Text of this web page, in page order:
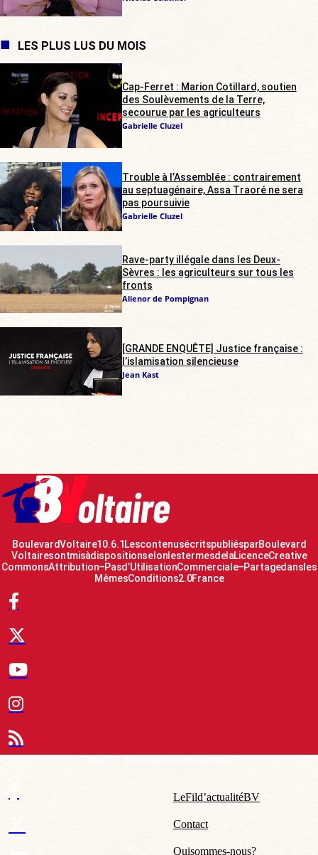
LES PLUS LUS DU MOIS
Cap-Ferret : Marion Cotillard, soutien
des Soulèvements de la Terre,
secourue par les agriculteurs
Gabrielle Cluzel
Trouble à l’Assemblée : contrairement
au septuagénaire, Assa Traoré ne sera
pas poursuivie
Gabrielle Cluzel
Rave-party illégale dans les Deux-
Sèvres : les agriculteurs sur tous les
fronts
Alienor de Pompignan
[GRANDE ENQUÊTE] Justice française :
l’islamisation silencieuse
Jean Kast
Boulevard Voltaire 10.6.1 Les contenus écrits publiés par Boulevard
Voltaire sont mis à disposition selon les termes de la Licence Creative
Commons Attribution – Pas d’Utilisation Commerciale – Partage dans les
Mêmes Conditions 2.0 France
Le Fil d’actualité BV
Contact
Qui sommes-nous ?